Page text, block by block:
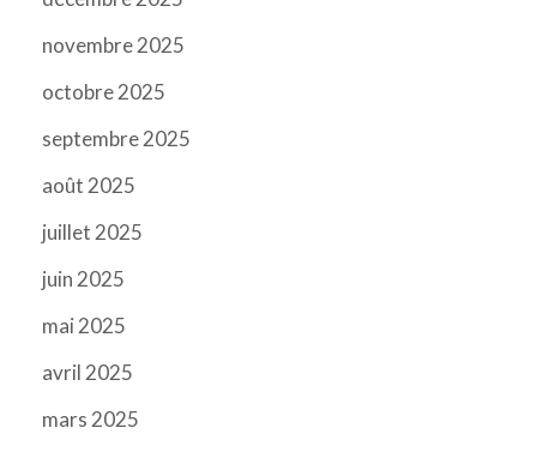
novembre 2025
octobre 2025
septembre 2025
août 2025
juillet 2025
juin 2025
mai 2025
avril 2025
mars 2025